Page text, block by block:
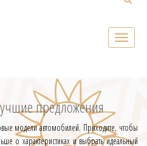
предложения
модели автомобилей. Приходите, чтобы
о характеристиках и выбрать идеальный